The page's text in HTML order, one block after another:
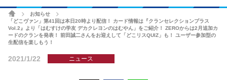
ホームお知らせ
「どこヴァン」第41回は本日20時より配信！ カード情報は『クランセレクションプラス
Vol.2』より「はむすけの学友 デカクレヨンのはむやん」をご紹介！ ZEROからは2月追加カ
ードのクランを発表！ 前田誠二さんをお迎えして「どこリスQUIZ」も！ ユーザー参加型の
生配信を楽しもう！
2021/1/22 ニュース